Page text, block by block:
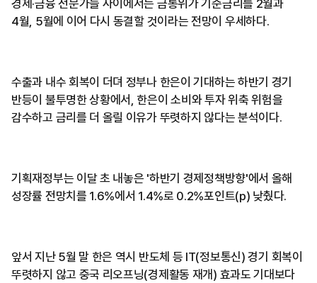
경제·금융 전문가들 사이에서는 금통위가 기준금리를 2월과
4월, 5월에 이어 다시 동결할 것이라는 전망이 우세하다.
수출과 내수 회복이 더뎌 정부나 한은이 기대하는 하반기 경기
반등이 불투명한 상황에서, 한은이 소비와 투자 위축 위험을
감수하고 금리를 더 올릴 이유가 뚜렷하지 않다는 분석이다.
기획재정부는 이달 초 내놓은 '하반기 경제정책방향'에서 올해
성장률 전망치를 1.6%에서 1.4%로 0.2%포인트(p) 낮췄다.
앞서 지난 5월 말 한은 역시 반도체 등 IT(정보통신) 경기 회복이
뚜렷하지 않고 중국 리오프닝(경제활동 재개) 효과도 기대보다